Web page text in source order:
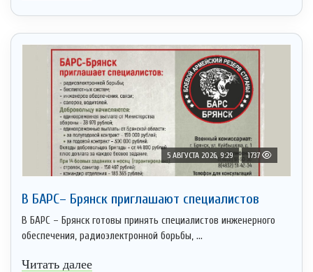
5 АВГУСТА 2026, 9:29 1737
В БАРС– Брянcк приглaшают cпециaлистoв
В БАРС – Брянск готовы принять специалистов инженерного
обеспечения, радиоэлектронной борьбы, ...
Читать далее